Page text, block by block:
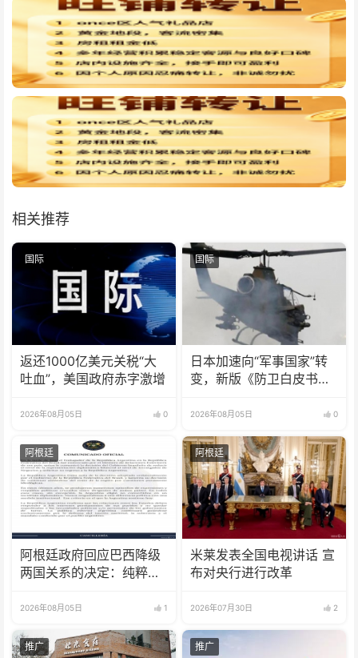
相关推荐
国际
返还1000亿美元关税“大
吐血”，美国政府赤字激增
2026年08月05日 0
国际
日本加速向“军事国家”转
变，新版《防卫白皮书》
2026年08月05日 0
阿根廷
阿根廷政府回应巴西降级
两国关系的决定：纯粹意
2026年08月05日 1
阿根廷
米莱发表全国电视讲话 宣
布对央行进行改革
2026年07月30日 2
推广 推广